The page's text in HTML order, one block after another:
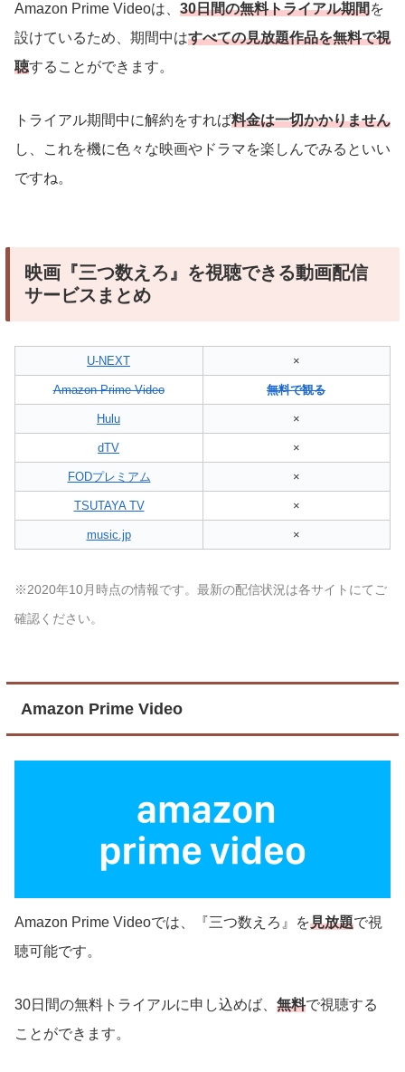
Amazon Prime Videoは、 30日間の無料トライアル期間を
設けているため、期間中はすべての見放題作品を無料で視
聴することができます。
トライアル期間中に解約をすれば料金は一切かかりません
し、これを機に色々な映画やドラマを楽しんでみるといい
ですね。
映画『三つ数えろ』を視聴できる動画配信
サービスまとめ
U-NEXT ×
Amazon Prime Video 無料で観る
Hulu ×
dTV ×
FODプレミアム ×
TSUTAYA TV ×
music.jp ×
※2020年10月時点の情報です。最新の配信状況は各サイトにてご
確認ください。
Amazon Prime Video
Amazon Prime Videoでは、『三つ数えろ』を見放題で視
聴可能です。
30日間の無料トライアルに申し込めば、 無料で視聴する
ことができます。